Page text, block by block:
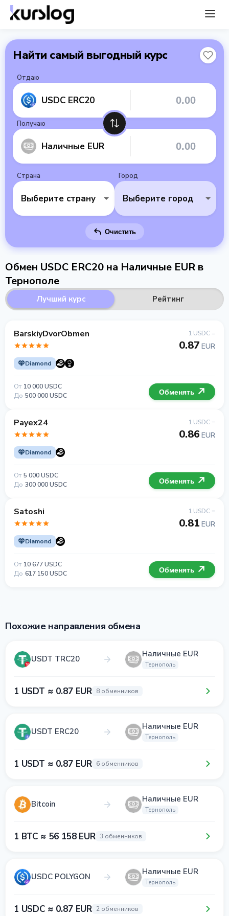
Найти самый выгодный курс
Отдаю
USDC ERC20
Получаю
Наличные EUR
Страна
Выберите страну
Город
Выберите город
Очистить
Обмен USDC ERC20 на Наличные EUR в
Тернополе
Лучший курс Рейтинг
BarskiyDvorObmen
Diamond
1 USDC =
0.87 EUR
От 10 000 USDC
До 500 000 USDC Обменять
Payex24
Diamond
1 USDC =
0.86 EUR
От 5 000 USDC
До 300 000 USDC Обменять
Satoshi
Diamond
1 USDC =
0.81 EUR
От 10 677 USDC
До 617 150 USDC Обменять
Похожие направления обмена
USDT TRC20 Наличные EUR
Тернополь
1 USDT ≈ 0.87 EUR 8 обменников
USDT ERC20 Наличные EUR
Тернополь
1 USDT ≈ 0.87 EUR 6 обменников
Bitcoin Наличные EUR
Тернополь
1 BTC ≈ 56 158 EUR 3 обменников
USDC POLYGON Наличные EUR
Тернополь
1 USDC ≈ 0.87 EUR 2 обменников